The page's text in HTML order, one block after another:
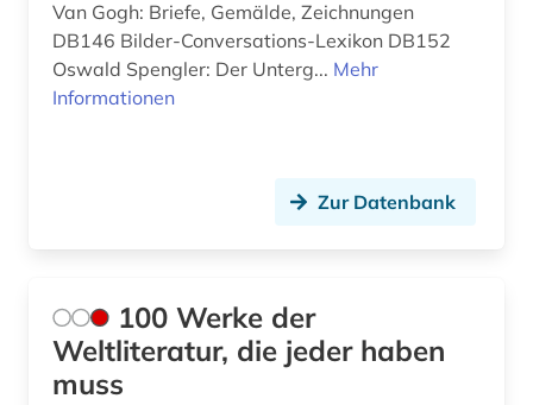
architektur (5)
archiv (2)
armenisch (1)
arnold, heinz ludwig | literaturwissenschaftler;
publizist; herausgeber; literaturkritiker; regisseur;
Makedonien (1)
Mittelamerika (1)
Nordamerika (4)
Norwegen (11)
Van Gogh: Briefe, Gemälde, Zeichnungen
DB146 Bilder-Conversations-Lexikon DB152
Oswald Spengler: Der Unterg... Mehr
Informationen
Zur Datenbank
100 Werke der
Weltliteratur, die jeder haben
muss